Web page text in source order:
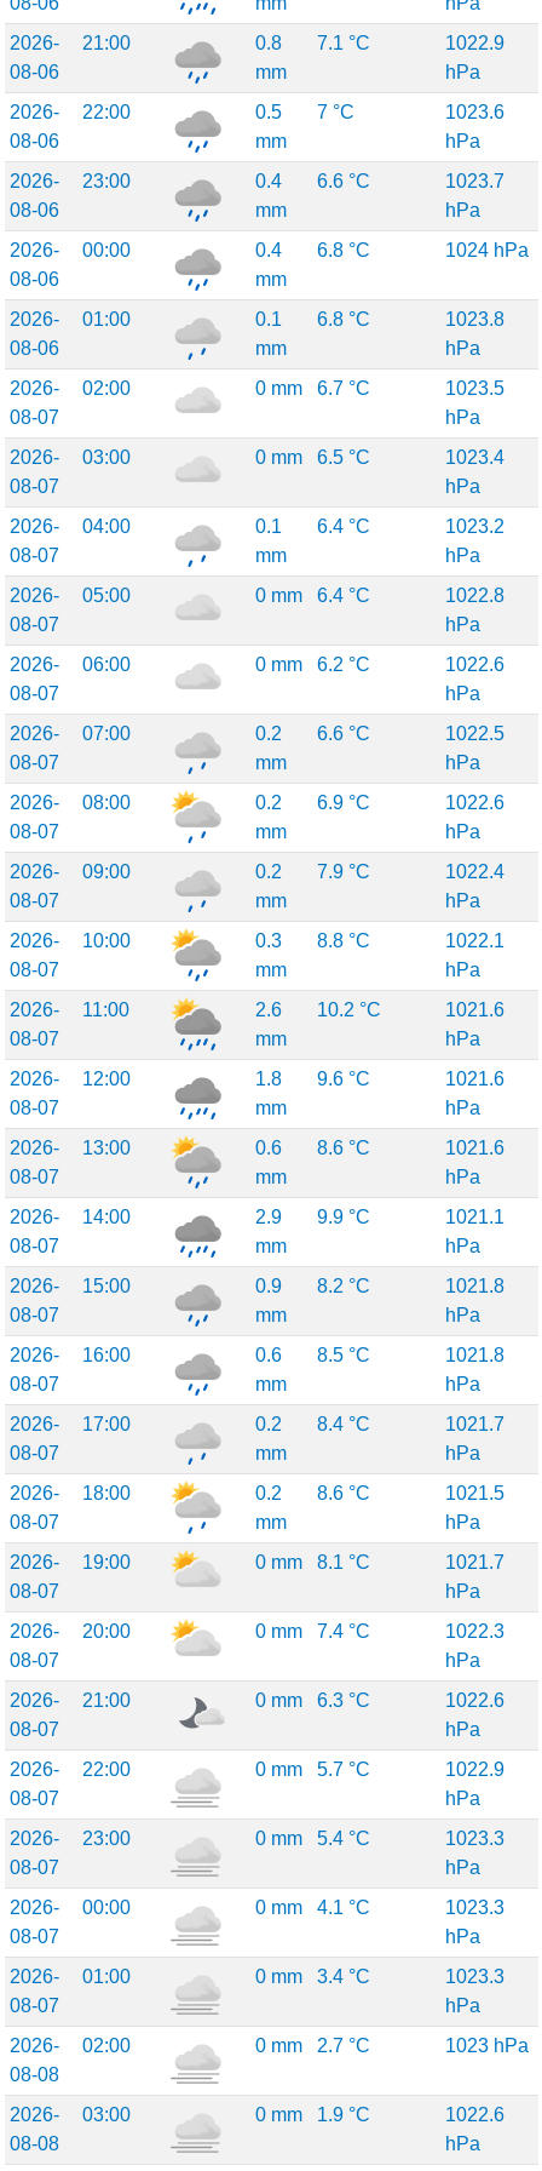
2026-
08-06
21:00
0.8
mm
7.1 °C
1022.9
hPa
2026-
08-06
22:00
0.5
mm
7 °C
1023.6
hPa
2026-
08-06
23:00
0.4
mm
6.6 °C
1023.7
hPa
2026-
08-06
00:00
0.4
mm
6.8 °C 1024 hPa
2026-
08-06
01:00
0.1
mm
6.8 °C
1023.8
hPa
2026-
08-07
02:00 0 mm 6.7 °C
1023.5
hPa
2026-
08-07
03:00 0 mm 6.5 °C
1023.4
hPa
2026-
08-07
04:00
0.1
mm
6.4 °C
1023.2
hPa
2026-
08-07
05:00 0 mm 6.4 °C
1022.8
hPa
2026-
08-07
06:00 0 mm 6.2 °C
1022.6
hPa
2026-
08-07
07:00
0.2
mm
6.6 °C
1022.5
hPa
2026-
08-07
08:00
0.2
mm
6.9 °C
1022.6
hPa
2026-
08-07
09:00
0.2
mm
7.9 °C
1022.4
hPa
2026-
08-07
10:00
0.3
mm
8.8 °C
1022.1
hPa
2026-
08-07
11:00
2.6
mm
10.2 °C
1021.6
hPa
2026-
08-07
12:00
1.8
mm
9.6 °C
1021.6
hPa
2026-
08-07
13:00
0.6
mm
8.6 °C
1021.6
hPa
2026-
08-07
14:00
2.9
mm
9.9 °C
1021.1
hPa
2026-
08-07
15:00
0.9
mm
8.2 °C
1021.8
hPa
2026-
08-07
16:00
0.6
mm
8.5 °C
1021.8
hPa
2026-
08-07
17:00
0.2
mm
8.4 °C
1021.7
hPa
2026-
08-07
18:00
0.2
mm
8.6 °C
1021.5
hPa
2026-
08-07
19:00 0 mm 8.1 °C
1021.7
hPa
2026-
08-07
20:00 0 mm 7.4 °C
1022.3
hPa
2026-
08-07
21:00 0 mm 6.3 °C
1022.6
hPa
2026-
08-07
22:00 0 mm 5.7 °C
1022.9
hPa
2026-
08-07
23:00 0 mm 5.4 °C
1023.3
hPa
2026-
08-07
00:00 0 mm 4.1 °C
1023.3
hPa
2026-
08-07
01:00 0 mm 3.4 °C
1023.3
hPa
2026-
08-08
02:00 0 mm 2.7 °C 1023 hPa
2026-
08-08
03:00 0 mm 1.9 °C
1022.6
hPa